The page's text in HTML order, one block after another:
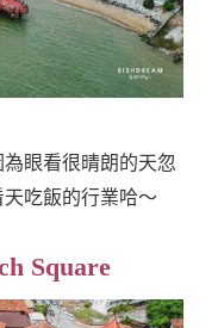
眼看很晴朗的天忽
吃飯的行業哈～
Square